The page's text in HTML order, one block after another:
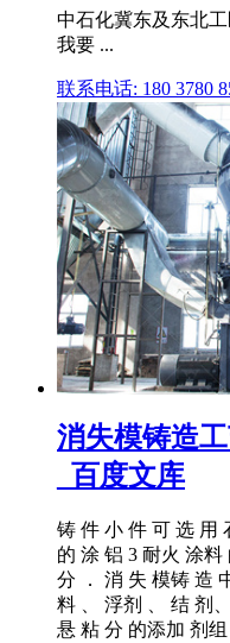
中石化冀东及东北
我要 ...
联系电话: 180 3780
消失模铸造
_百度文库
铸 件 小 件 可 选 用
的 涂 铝 3 耐火 涂
分 ． 消 失 模铸 造
料 、 浮剂 、 结 剂
悬 粘 分 的添加 剂